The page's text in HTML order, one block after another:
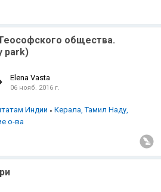
общества.
park)
Elena Vasta
06 нояб. 2016 г.
Индии
Керала, Тамил Наду,
о-ва